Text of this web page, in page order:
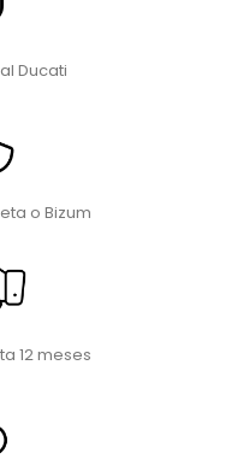
Ducati
o Bizum
12 meses